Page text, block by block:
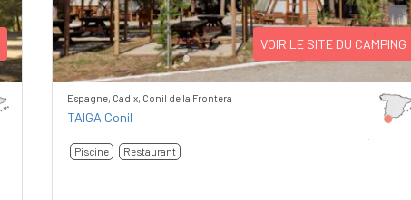
VOIR LE SITE DU CAMPING
Espagne, Cadix, Conil de la Frontera
TAIGA Conil
Piscine Restaurant